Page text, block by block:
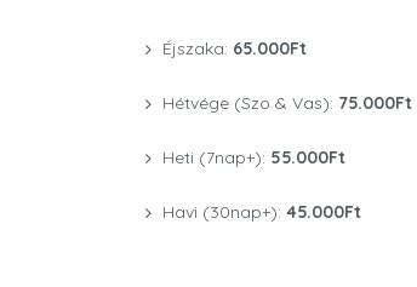
Éjszaka: 65.000Ft
Hétvége (Szo & Vas): 75.000Ft
Heti (7nap+): 55.000Ft
Havi (30nap+): 45.000Ft